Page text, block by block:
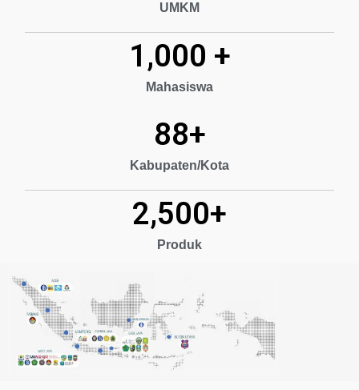
UMKM
1,000 +
Mahasiswa
88+
Kabupaten/Kota
2,500+
Produk